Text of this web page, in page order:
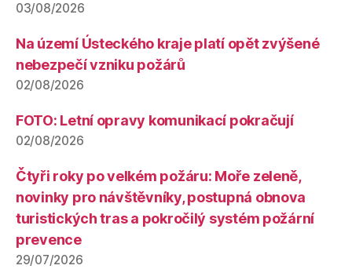
03/08/2026
Na území Ústeckého kraje platí opět zvýšené
nebezpečí vzniku požárů
02/08/2026
FOTO: Letní opravy komunikací pokračují
02/08/2026
Čtyři roky po velkém požáru: Moře zeleně,
novinky pro návštěvníky, postupná obnova
turistických tras a pokročilý systém požární
prevence
29/07/2026